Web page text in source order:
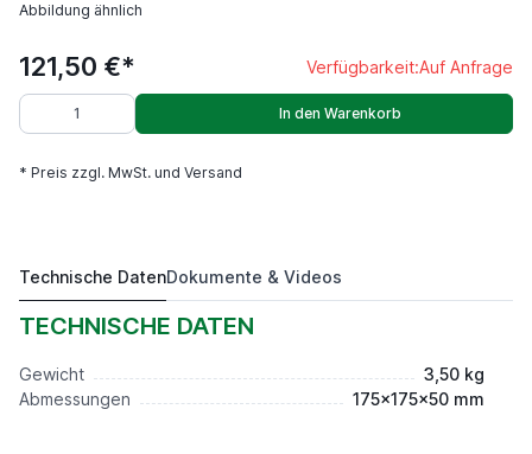
Abbildung ähnlich
121,50 €* Verfügbarkeit:Auf Anfrage
In den Warenkorb
* Preis zzgl. MwSt. und Versand
Flansch DIN55029, D=160, D1-4
121,50 €*
Technische DatenDokumente & Videos
TECHNISCHE DATEN
Gewicht
3,50 kg
Abmessungen
175x175x50 mm